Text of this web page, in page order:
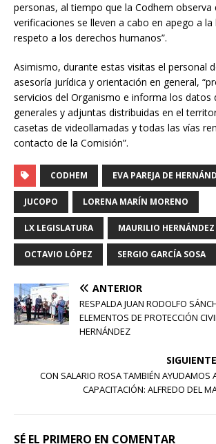
personas, al tiempo que la Codhem observa
verificaciones se lleven a cabo en apego a la
respeto a los derechos humanos”.
Asimismo, durante estas visitas el personal
asesoría jurídica y orientación en general,
servicios del Organismo e informa los datos
generales y adjuntas distribuidas en el
casetas de videollamadas y todas las vías
contacto de la Comisión”.
CODHEM EVA PAREJA DE
JUCOPO LORENA MARÍN MORENO
LX LEGISLATURA MAURILIO HERNÁNDEZ
OCTAVIO LÓPEZ SERGIO GARCÍA SOSA
ANTERIOR
RESPALDA JUAN RODOLFO
ELEMENTOS DE PROTECCIÓN
HERNÁNDEZ
SIGUIENTE
CON SALARIO ROSA TAMBIÉN AYUDAMOS
CAPACITACIÓN: ALFREDO DEL
SÉ EL PRIMERO EN COMENTAR